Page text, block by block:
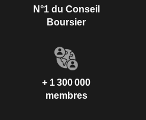
N°1 du Conseil
Boursier
+ 1 300 000
membres